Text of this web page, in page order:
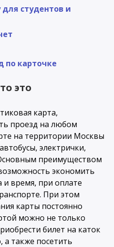
студентов и
по карточке
это
карта,
проезд на любом
на территории Москвы
электрички,
преимуществом
экономить
и время, при оплате
При этом
карты постоянно
можно не только
билет на каток
а также посетить